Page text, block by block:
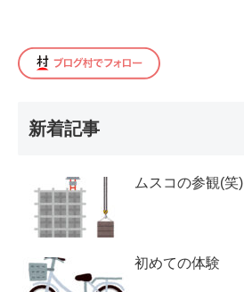
新着記事
ムスコの参観(笑)
初めての体験